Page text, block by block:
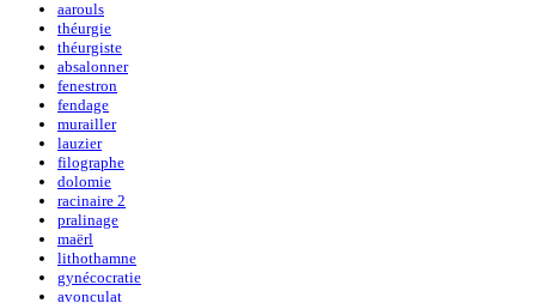
aarouls
théurgie
théurgiste
absalonner
fenestron
fendage
murailler
lauzier
filographe
dolomie
racinaire 2
pralinage
maërl
lithothamne
gynécocratie
avonculat